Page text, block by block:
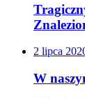
2 lipca
W